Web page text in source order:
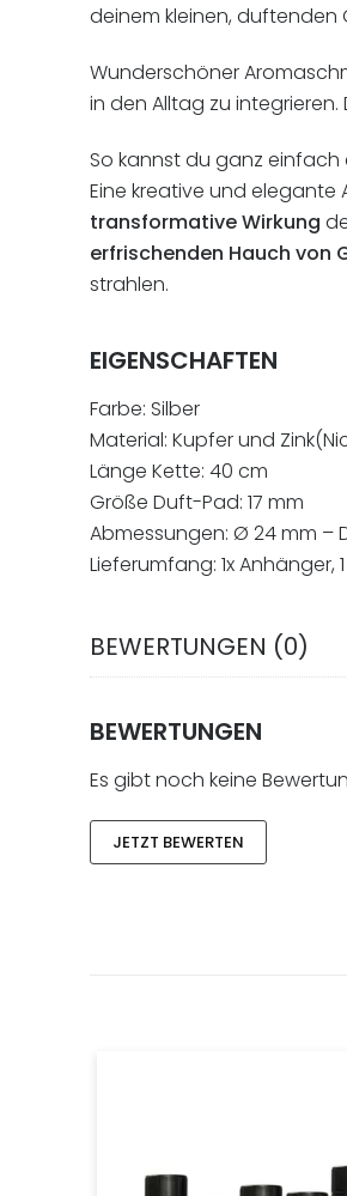
deinem kleinen,
Wunderschöner
in den Alltag zu
So kannst du ganz einfach
Eine kreative und
transformative Wirkung
erfrischenden Hauch von
strahlen.
EIGENSCHAFTEN
Farbe: Silber
Material: Kupfer und
Länge Kette: 40 cm
Größe Duft-Pad: 17 mm
Abmessungen: Ø 24 mm –
Lieferumfang: 1x Anhänger,
BEWERTUNGEN (0)
BEWERTUNGEN
Es gibt noch keine
JETZT BEWERTEN